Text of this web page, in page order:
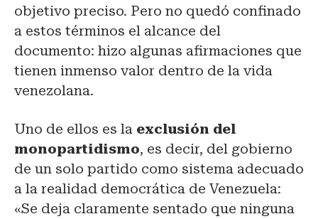
objetivo preciso. Pero no quedó confinado
a estos términos el alcance del
documento: hizo algunas afirmaciones que
tienen inmenso valor dentro de la vida
venezolana.
Uno de ellos es la exclusión del
monopartidismo, es decir, del gobierno
de un solo partido como sistema adecuado
a la realidad democrática de Venezuela:
«Se deja claramente sentado que ninguna